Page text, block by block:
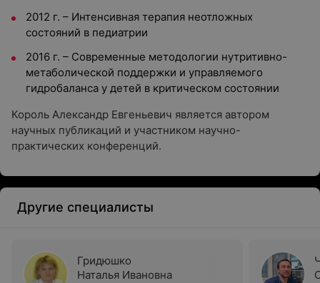
2012 г. – Интенсивная терапия неотложных
состояний в педиатрии
2016 г. – Современные методологии нутритивно-
метаболической поддержки и управляемого
гидробаланса у детей в критическом состоянии
Король Александр Евгеньевич является автором
научных публикаций и участником научно-
практических конференций.
Другие специалисты
Гридюшко
Наталья Ивановна